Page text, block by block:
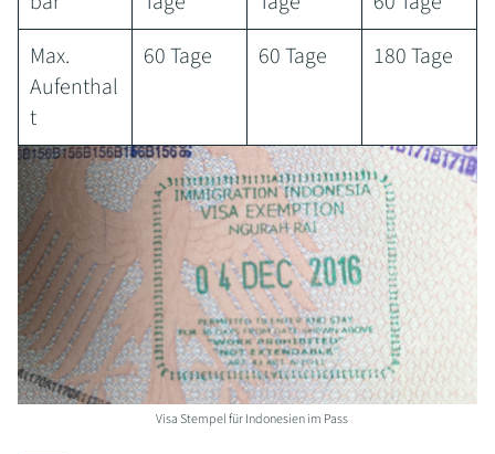
Max.
Aufenthal
t
60 Tage 60 Tage 180 Tage
Visa Stempel für Indonesien im Pass